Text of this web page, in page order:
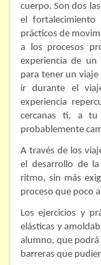
FORMACIÓN
Viaje Astral,
Bioenergía
Limpieza de
PRÁCTICO
TERAPIAS
Hipnosis clínica
cuerpo. Son dos
el fortalecimiento
prácticos de
a los procesos
experiencia de
para tener un viaje
ir durante el
experiencia
cercanas ti, a
probablemente
A través de los
el desarrollo de
ritmo, sin más
proceso que poco
Los ejercicios y
elásticas y
alumno, que podrá
barreras que